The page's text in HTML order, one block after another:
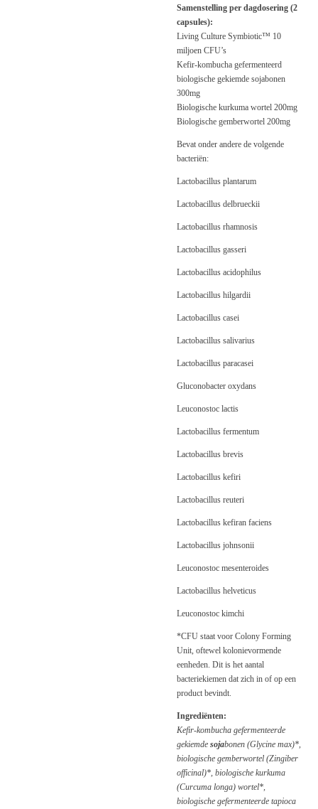
Samenstelling per dagdosering (2
capsules):
Living Culture Symbiotic™ 10
miljoen CFU’s
Kefir-kombucha gefermenteerd
biologische gekiemde sojabonen
300mg
Biologische kurkuma wortel 200mg
Biologische gemberwortel 200mg
Bevat onder andere de volgende
bacteriën:
Lactobacillus plantarum
Lactobacillus delbrueckii
Lactobacillus rhamnosis
Lactobacillus gasseri
Lactobacillus acidophilus
Lactobacillus hilgardii
Lactobacillus casei
Lactobacillus salivarius
Lactobacillus paracasei
Gluconobacter oxydans
Leuconostoc lactis
Lactobacillus fermentum
Lactobacillus brevis
Lactobacillus kefiri
Lactobacillus reuteri
Lactobacillus kefiran faciens
Lactobacillus johnsonii
Leuconostoc mesenteroides
Lactobacillus helveticus
Leuconostoc kimchi
*CFU staat voor Colony Forming
Unit, oftewel kolonievormende
eenheden. Dit is het aantal
bacteriekiemen dat zich in of op een
product bevindt.
Ingrediënten:
Kefir-kombucha gefermenteerde
gekiemde sojabonen (Glycine max)*,
biologische gemberwortel (Zingiber
officinal)*, biologische kurkuma
(Curcuma longa) wortel*,
biologische gefermenteerde tapioca